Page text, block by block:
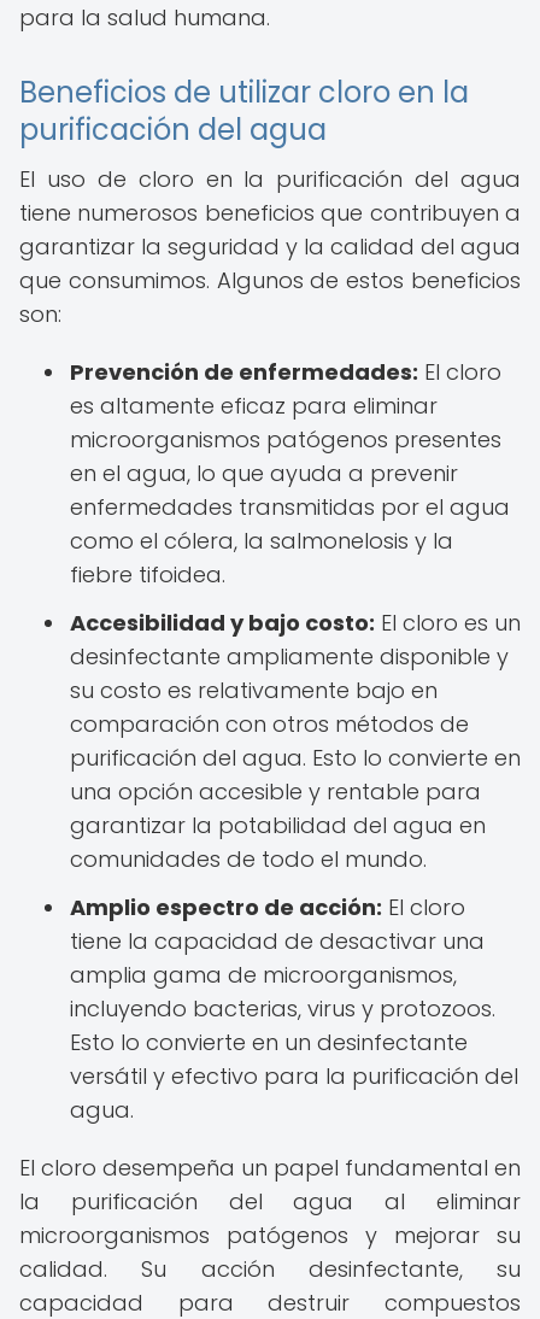
para la salud humana.
Beneficios de utilizar cloro en la
purificación del agua
El uso de cloro en la purificación del agua
tiene numerosos beneficios que contribuyen a
garantizar la seguridad y la calidad del agua
que consumimos. Algunos de estos beneficios
son:
Prevención de enfermedades: El cloro
es altamente eficaz para eliminar
microorganismos patógenos presentes
en el agua, lo que ayuda a prevenir
enfermedades transmitidas por el agua
como el cólera, la salmonelosis y la
fiebre tifoidea.
Accesibilidad y bajo costo: El cloro es un
desinfectante ampliamente disponible y
su costo es relativamente bajo en
comparación con otros métodos de
purificación del agua. Esto lo convierte en
una opción accesible y rentable para
garantizar la potabilidad del agua en
comunidades de todo el mundo.
Amplio espectro de acción: El cloro
tiene la capacidad de desactivar una
amplia gama de microorganismos,
incluyendo bacterias, virus y protozoos.
Esto lo convierte en un desinfectante
versátil y efectivo para la purificación del
agua.
El cloro desempeña un papel fundamental en
la purificación del agua al eliminar
microorganismos patógenos y mejorar su
calidad. Su acción desinfectante, su
capacidad para destruir compuestos